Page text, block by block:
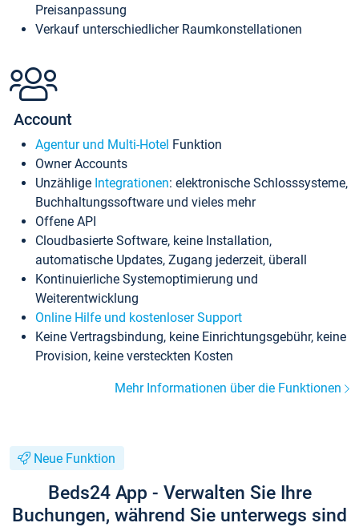
Preisanpassung
Verkauf unterschiedlicher Raumkonstellationen
Account
Agentur und Multi-Hotel Funktion
Owner Accounts
Unzählige Integrationen: elektronische Schlosssysteme,
Buchhaltungssoftware und vieles mehr
Offene API
Cloudbasierte Software, keine Installation,
automatische Updates, Zugang jederzeit, überall
Kontinuierliche Systemoptimierung und
Weiterentwicklung
Online Hilfe und kostenloser Support
Keine Vertragsbindung, keine Einrichtungsgebühr, keine
Provision, keine versteckten Kosten
Mehr Informationen über die Funktionen
Neue Funktion
Beds24 App - Verwalten Sie Ihre
Buchungen, während Sie unterwegs sind